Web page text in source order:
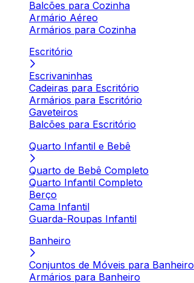
Balcões para Cozinha
Armário Aéreo
Armários para Cozinha
Escritório
Escrivaninhas
Cadeiras para Escritório
Armários para Escritório
Gaveteiros
Balcões para Escritório
Quarto Infantil e Bebê
Quarto de Bebê Completo
Quarto Infantil Completo
Berço
Cama Infantil
Guarda-Roupas Infantil
Banheiro
Conjuntos de Móveis para Banheiro
Armários para Banheiro